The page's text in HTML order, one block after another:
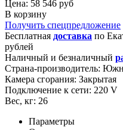
Цена: 58 546 руб
В корзину
Получить спецпредложение
Бесплатная доставка по
рублей
Наличный и безналичный
Страна-производитель:
Камера сгорания: Закрытая
Подключение к сети: 220 V
Вес, кг: 26
Параметры